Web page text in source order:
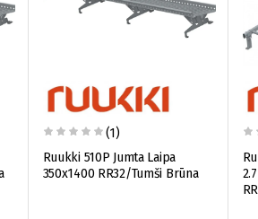
(1)
Ruukki 510P Jumta Laipa
350x1400 RR32/Tumši Brūna